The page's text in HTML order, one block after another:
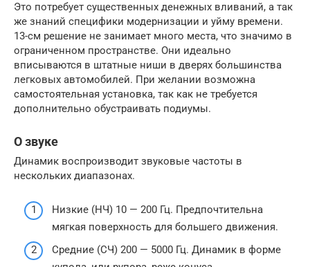
Это потребует существенных денежных вливаний, а так
же знаний специфики модернизации и уйму времени.
13-см решение не занимает много места, что значимо в
ограниченном пространстве. Они идеально
вписываются в штатные ниши в дверях большинства
легковых автомобилей. При желании возможна
самостоятельная установка, так как не требуется
дополнительно обустраивать подиумы.
О звуке
Динамик воспроизводит звуковые частоты в
нескольких диапазонах.
Низкие (НЧ) 10 — 200 Гц. Предпочтительна
мягкая поверхность для большего движения.
Средние (СЧ) 200 — 5000 Гц. Динамик в форме